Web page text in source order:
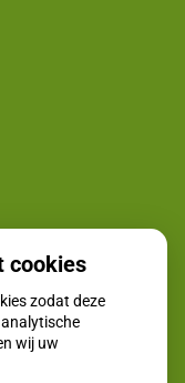
cookies
zodat deze
wij uw